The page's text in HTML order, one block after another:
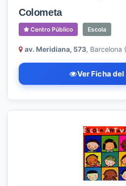
Colometa
Centro Público Escola
av. Meridiana, 573, Barcelona
Ver Ficha